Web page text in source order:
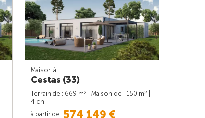
Maison à
Cestas (33)
Terrain de : 669 m2 | Maison de : 150 m2
4 ch.
à partir de 574 149 €